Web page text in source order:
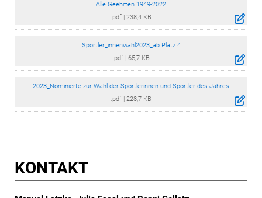
Alle Geehrten 1949-2022
.pdf
238,4 KB
Sportler_innenwahl2023_ab Platz 4
.pdf
65,7 KB
2023_Nominierte zur Wahl der Sportlerinnen und Sportler des Jahres
.pdf
228,7 KB
KONTAKT